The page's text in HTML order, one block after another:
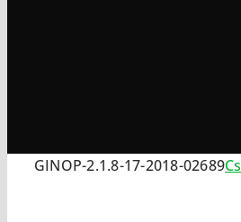
GINOP-2.1.8-17-2018-02689